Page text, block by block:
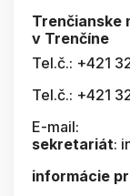
Trenčianske
v Trenčíne
Tel.č.: +421
Tel.č.: +421
E-mail:
sekretariát:
informácie